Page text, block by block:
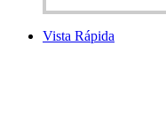
Vista Rápida